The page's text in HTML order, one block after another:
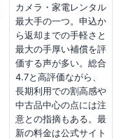
カメラ・家電レンタル
最大手の一つ。申込か
ら返却までの手軽さと
最大の手厚い補償を評
価する声が多い。総合
4.7と高評価ながら、
長期利用での割高感や
中古品中心の点には注
意との指摘もある。最
新の料金は公式サイト